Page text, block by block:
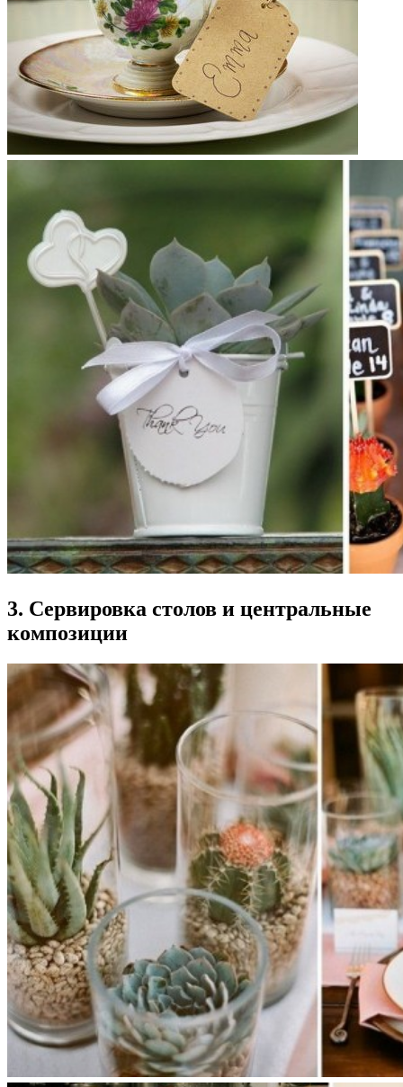
3. Сервировка столов и центральные
композиции